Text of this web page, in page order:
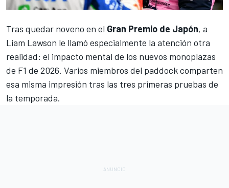
Tras quedar noveno en el Gran Premio de Japón, a
Liam Lawson le llamó especialmente la atención otra
realidad: el impacto mental de los nuevos monoplazas
de F1 de 2026. Varios miembros del paddock comparten
esa misma impresión tras las tres primeras pruebas de
la temporada.